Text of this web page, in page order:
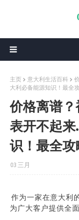
主页 意大利生活百科
大利必备能源知识！最全
价格离谱
表开不起
识！最全攻
03 三月
作为一家在意大利
为广大客户提供全